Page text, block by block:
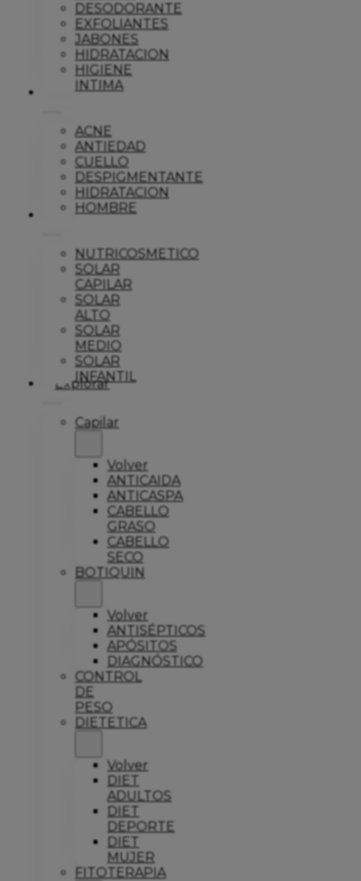
DESODORANTE
EXFOLIANTES
JABONES
HIDRATACION
HIGIENE
INTIMA
Dermo
ACNE
ANTIEDAD
CUELLO
DESPIGMENTANTE
HIDRATACION
HOMBRE
Solar
NUTRICOSMETICO
SOLAR
CAPILAR
SOLAR
ALTO
SOLAR
MEDIO
SOLAR
INFANTIL
Explorar
Capilar
Volver
ANTICAIDA
ANTICASPA
CABELLO
GRASO
CABELLO
SECO
BOTIQUIN
Volver
ANTISÉPTICOS
APÓSITOS
DIAGNÓSTICO
CONTROL
DE
PESO
DIETETICA
Volver
DIET
ADULTOS
DIET
DEPORTE
DIET
MUJER
FITOTERAPIA